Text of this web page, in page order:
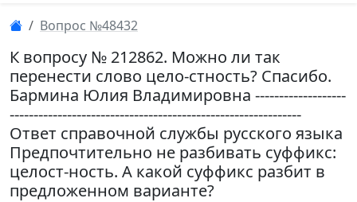
Вопрос №48432
К вопросу № 212862. Можно ли так
перенести слово цело-стность? Спасибо.
Бармина Юлия Владимировна -------------------
-------------------------------------------------------------
Ответ справочной службы русского языка
Предпочтительно не разбивать суффикс:
целост-ность. А какой суффикс разбит в
предложенном варианте?